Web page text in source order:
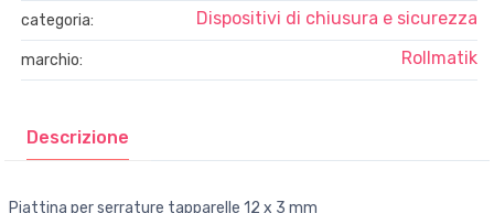
categoria:
Dispositivi di chiusura e sicurezza
marchio: Rollmatik
Descrizione
Piattina per serrature tapparelle 12 x 3 mm